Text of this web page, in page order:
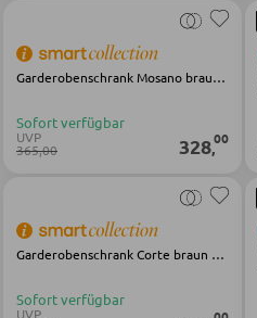
Polstersessel
Relaxsessel
Ohrensessel
Fernsehsessel
HOCKER
Garderobenschrank Mosano braun beige Holz
Sofort verfügbar
UVP
365,00 328,00
Garderobenschrank Corte braun grau Holz
Sofort verfügbar
UVP